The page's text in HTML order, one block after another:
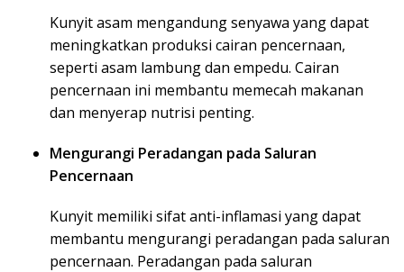
Kunyit asam mengandung senyawa yang dapat
meningkatkan produksi cairan pencernaan,
seperti asam lambung dan empedu. Cairan
pencernaan ini membantu memecah makanan
dan menyerap nutrisi penting.
Mengurangi Peradangan pada Saluran
Pencernaan
Kunyit memiliki sifat anti-inflamasi yang dapat
membantu mengurangi peradangan pada saluran
pencernaan. Peradangan pada saluran